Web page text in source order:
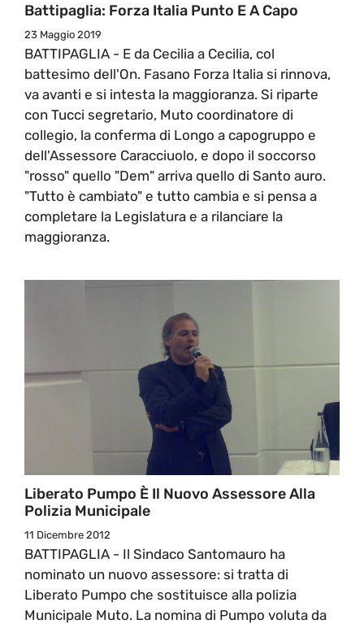
Battipaglia: Forza Italia Punto E A Capo
23 Maggio 2019
BATTIPAGLIA - E da Cecilia a Cecilia, col
battesimo dell'On. Fasano Forza Italia si rinnova,
va avanti e si intesta la maggioranza. Si riparte
con Tucci segretario, Muto coordinatore di
collegio, la conferma di Longo a capogruppo e
dell'Assessore Caracciuolo, e dopo il soccorso
"rosso" quello "Dem" arriva quello di Santo auro.
"Tutto è cambiato" e tutto cambia e si pensa a
completare la Legislatura e a rilanciare la
maggioranza.
Liberato Pumpo È Il Nuovo Assessore Alla
Polizia Municipale
11 Dicembre 2012
BATTIPAGLIA - Il Sindaco Santomauro ha
nominato un nuovo assessore: si tratta di
Liberato Pumpo che sostituisce alla polizia
Municipale Muto. La nomina di Pumpo voluta da